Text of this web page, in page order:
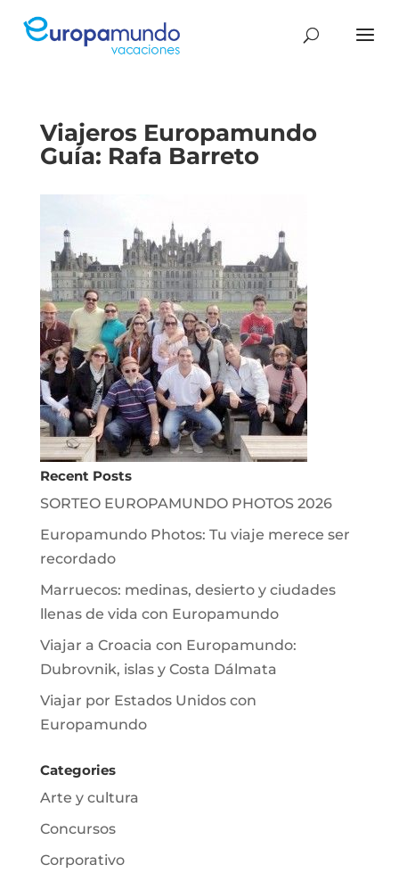
Viajeros Europamundo
Guía: Rafa Barreto
Recent Posts
SORTEO EUROPAMUNDO PHOTOS 2026
Europamundo Photos: Tu viaje merece ser
recordado
Marruecos: medinas, desierto y ciudades
llenas de vida con Europamundo
Viajar a Croacia con Europamundo:
Dubrovnik, islas y Costa Dálmata
Viajar por Estados Unidos con
Europamundo
Categories
Arte y cultura
Concursos
Corporativo